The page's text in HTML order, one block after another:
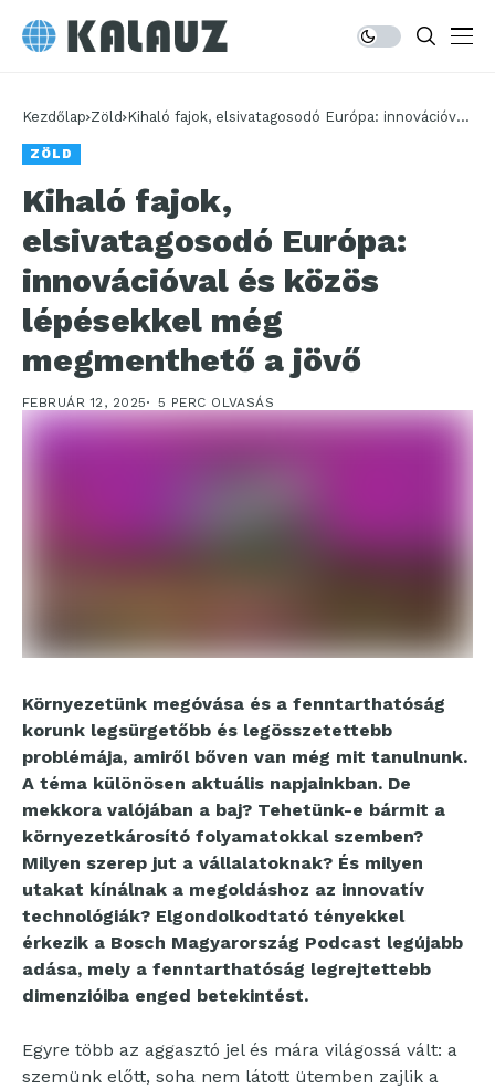
Kezdőlap Zöld Kihaló fajok, elsivatagosodó Európa: innovációval
ZÖLD
Kihaló fajok,
elsivatagosodó Európa:
innovációval és közös
lépésekkel még
megmenthető a jövő
FEBRUÁR 12, 2025 5 PERC OLVASÁS
Környezetünk megóvása és a fenntarthatóság
korunk legsürgetőbb és legösszetettebb
problémája, amiről bőven van még mit tanulnunk.
A téma különösen aktuális napjainkban. De
mekkora valójában a baj? Tehetünk-e bármit a
környezetkárosító folyamatokkal szemben?
Milyen szerep jut a vállalatoknak? És milyen
utakat kínálnak a megoldáshoz az innovatív
technológiák? Elgondolkodtató tényekkel
érkezik a Bosch Magyarország Podcast legújabb
adása, mely a fenntarthatóság legrejtettebb
dimenzióiba enged betekintést.
Egyre több az aggasztó jel és mára világossá vált: a
szemünk előtt, soha nem látott ütemben zajlik a